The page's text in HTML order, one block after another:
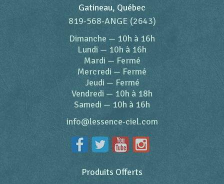
Gatineau, Québec
819-568-ANGE (2643)
Dimanche — 10h à 16h
Lundi — 10h à 16h
Mardi — Fermé
Mercredi — Fermé
Jeudi — Fermé
Vendredi — 10h à 18h
Samedi — 10h à 16h
info@lessence-ciel.com
Produits Offerts